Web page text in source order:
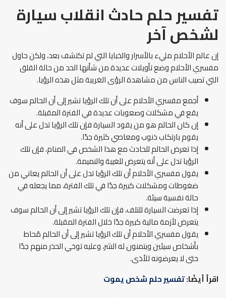
تفسير حلم حادث انقلاب سيارة
لشخص آخر
إن عالم الأحلام مليء بالأسرار والخبايا التي لم تكتشف بعد، ولكن حاول
مفسري الأحلام وضع تأويلات عديدة من شأنها الحد من حالة القلق
التي تصيب الناس من مشاهدة الرؤى الغريبة مثل هذه الرؤيا.
أجمع مفسري الأحلام على أن تلك الرؤيا تشير إلى أن الحالم سوف
يقع في مشكلات وصعوبات عديدة في الفترة المقبلة.
إن كان الحالم هو من يقود السيارة فإن تلك الرؤيا تدل على أنه
يقوم بارتكاب ذنوب ومعاصي كثيرة جدًا.
إذا تعرض الحالم للحادث مع هذا الشخص في المنام، فإن تلك
الرؤيا تدل على أنه يتعرض للغيبة والنميمة.
يقول مفسري الأحلام أن تلك الرؤيا تدل على أن الحالم يعاني من
ضغوطات ومشكلات كبيرة جدًا في تلك الفترة، مما يجعله في
حالة نفسية سيئة.
إذا تعرضت السيارة للتلف، فإن تلك الرؤيا تشير إلى أن الحالم سوف
يتعرض لأزمة مالية كبيرة جدًا خلال الفترة المقبلة.
يقول مفسري الأحلام أن تلك الرؤيا تشير إلى أن الحالم مُحاط
بأشخاص سيئين ويتمنون له الشر، وعليه توخي الحذر منهم جدًا
حتى لا يعرضونه للأذى.
اقرأ أيضًا:تفسير حلم شخص يموت